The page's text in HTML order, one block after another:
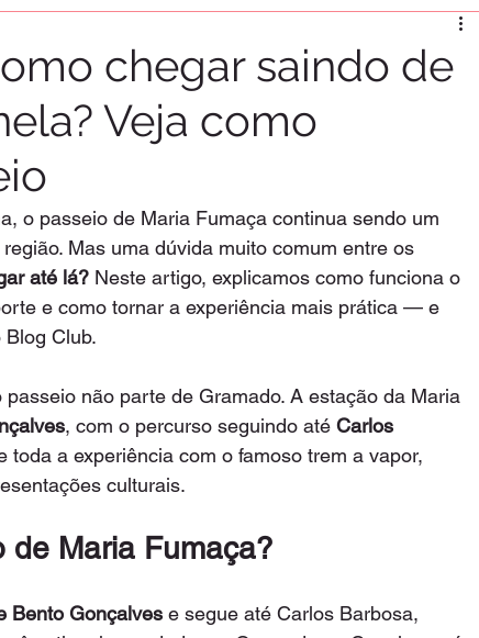
chegar saindo de
Veja como
o passeio de Maria Fumaça continua sendo um
Mas uma dúvida muito comum entre os
até lá? Neste artigo, explicamos como funciona o
e como tornar a experiência mais prática — e
Club.
não parte de Gramado. A estação da Maria
, com o percurso seguindo até Carlos
toda a experiência com o famoso trem a vapor,
culturais.
de Maria Fumaça?
Bento Gonçalves e segue até Carlos Barbosa,